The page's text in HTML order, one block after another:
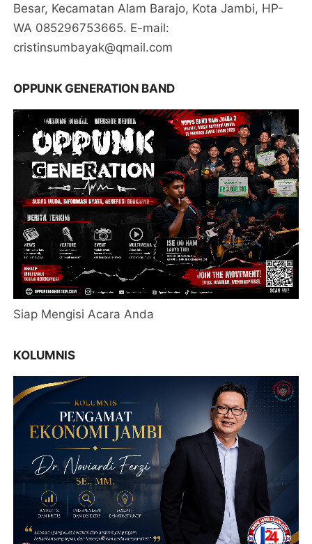
Besar, Kecamatan Alam Barajo, Kota Jambi, HP-
WA 085296753665. E-mail:
cristinsumbayak@qmail.com
OPPUNK GENERATION BAND
Siap Mengisi Acara Anda
KOLUMNIS